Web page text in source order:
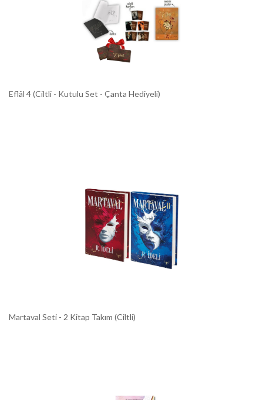
Eflâl 4 (Ciltli - Kutulu Set - Çanta Hediyeli)
Martaval Seti - 2 Kitap Takım (Ciltli)